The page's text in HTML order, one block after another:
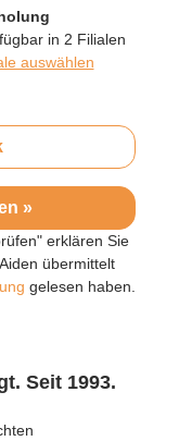
»
erklären Sie
übermittelt
gelesen haben.
in 2 Filialen
auswählen
Seit 1993.